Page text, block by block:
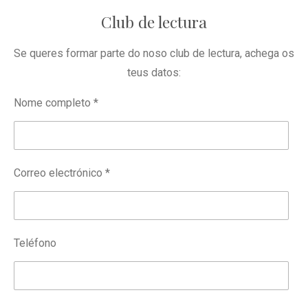
Club de lectura
Se queres formar parte do noso club de lectura, achega os
teus datos:
Nome completo *
Correo electrónico *
Teléfono